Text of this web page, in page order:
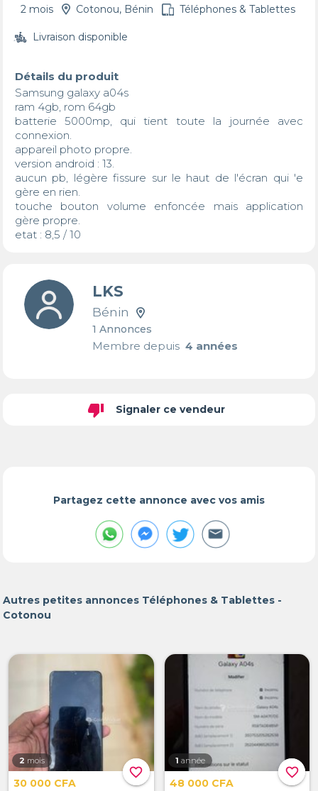
2 mois Cotonou, Bénin Téléphones & Tablettes
Livraison disponible
Détails du produit
Samsung galaxy a04s
ram 4gb, rom 64gb
batterie 5000mp, qui tient toute la journée avec
connexion.
appareil photo propre.
version android : 13.
aucun pb, légère fissure sur le haut de l'écran qui 'e
gère en rien.
touche bouton volume enfoncée mais application
gère propre.
etat : 8,5 / 10
LKS
Bénin
1 Annonces
Membre depuis4 années
thumb_down Signaler ce vendeur
Partagez cette annonce avec vos amis
Autres petites annonces Téléphones & Tablettes -
Cotonou
favorite_border
2 mois
30 000 CFA
favorite_border
1 année
48 000 CFA